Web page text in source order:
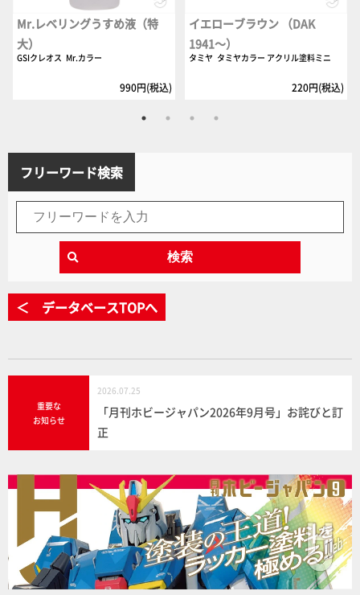
Mr.レベリングうすめ液（特
大）
GSIクレオス Mr.カラー
990円(税込)
イエローブラウン （DAK
1941～）
タミヤ タミヤカラー アクリル塗料ミニ
220円(税込)
フリーワード検索
検索
＜ データベースTOPへ
重要な
お知らせ
2026.07.25
「月刊ホビージャパン2026年9月号」お詫びと訂
正